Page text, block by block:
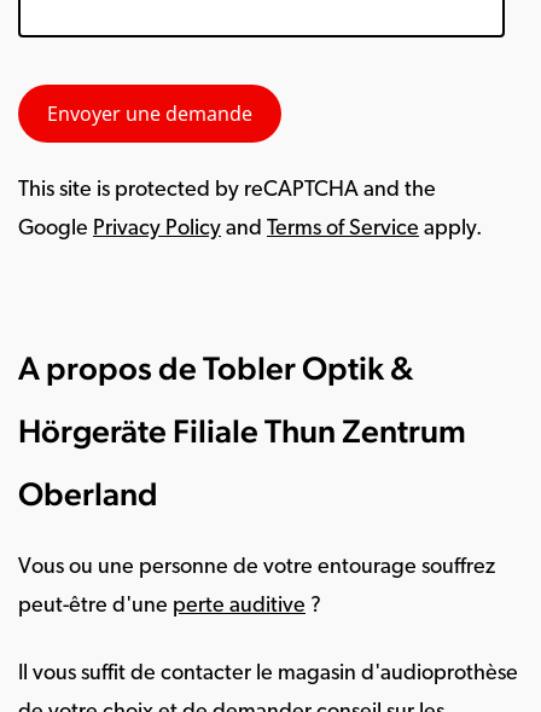
This site is protected by reCAPTCHA and the
Google Privacy Policy and Terms of Service apply.
A propos de Tobler Optik &
Hörgeräte Filiale Thun Zentrum
Oberland
Vous ou une personne de votre entourage souffrez
peut-être d'une perte auditive ?
Il vous suffit de contacter le magasin d'audioprothèse